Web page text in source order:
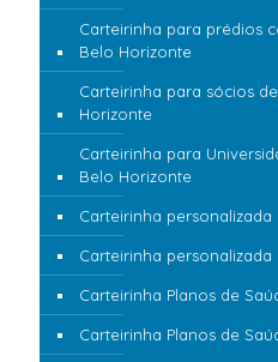
Carteirinha para prédios
Belo Horizonte
Carteirinha para sócios
Horizonte
Carteirinha para
Belo Horizonte
Carteirinha personalizada
Carteirinha personalizada
Carteirinha Planos de
Carteirinha Planos de